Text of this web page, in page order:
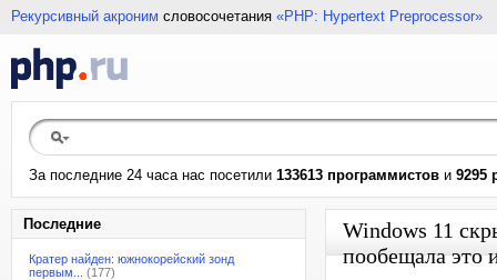
Рекурсивный акроним словосочетания «PHP: Hypertext Preprocessor»
За последние 24 часа нас посетили 133613 программистов и 9295
Последние
Кратер найден: южнокорейский зонд
первым...
(177)
Windows 11
пообещала это